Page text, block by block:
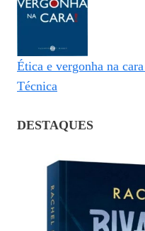
Ética e vergonha na
Técnica
DESTAQUES